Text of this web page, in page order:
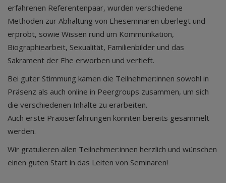
erfahrenen Referentenpaar, wurden verschiedene
Methoden zur Abhaltung von Eheseminaren überlegt und
erprobt, sowie Wissen rund um Kommunikation,
Biographiearbeit, Sexualität, Familienbilder und das
Sakrament der Ehe erworben und vertieft.
Bei guter Stimmung kamen die Teilnehmer:innen sowohl in
Präsenz als auch online in Peergroups zusammen, um sich
die verschiedenen Inhalte zu erarbeiten.
Auch erste Praxiserfahrungen konnten bereits gesammelt
werden.
Wir gratulieren allen Teilnehmer:innen herzlich und wünschen
einen guten Start in das Leiten von Seminaren!